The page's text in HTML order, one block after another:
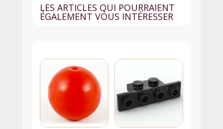
-
Dark
LES ARTICLES QUI POURRAIENT
ÉGALEMENT VOUS INTÉRESSER